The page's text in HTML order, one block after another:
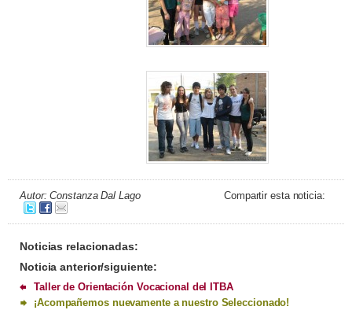
Autor: Constanza Dal Lago Compartir esta noticia:
Noticias relacionadas:
Noticia anterior/siguiente:
Taller de Orientación Vocacional del ITBA
¡Acompañemos nuevamente a nuestro Seleccionado!